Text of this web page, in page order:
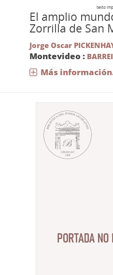
texto
El amplio
Zorrilla de San
Jorge Oscar
Montevideo :
Más